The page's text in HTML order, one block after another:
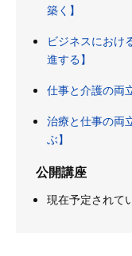
築く】
ビジネスにおけ
進する】
仕事と介護の両
治療と仕事の両
ぶ】
公開講座
現在予定されて